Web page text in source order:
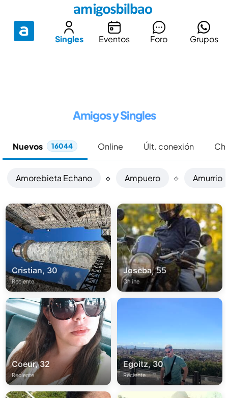
Singles Eventos Foro Grupos
Amigos y Singles
Nuevos 16044 Online Últ. conexión
Amorebieta Echano 🔹 Ampuero 🔹 Amurrio
Cristian, 30
Reciente
Joseba, 55
Online
Coeur, 32
Reciente
Egoitz, 30
Reciente